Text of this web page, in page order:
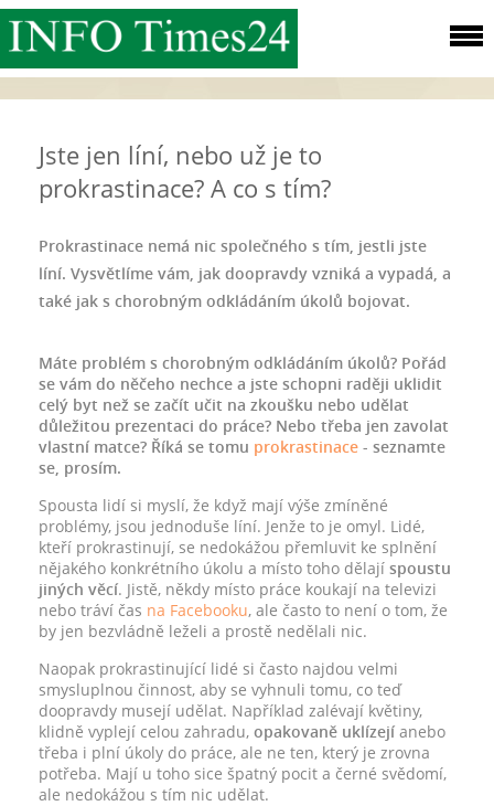
Jste jen líní, nebo už je to
prokrastinace? A co s tím?
Prokrastinace nemá nic společného s tím, jestli jste
líní. Vysvětlíme vám, jak doopravdy vzniká a vypadá, a
také jak s chorobným odkládáním úkolů bojovat.
Máte problém s chorobným odkládáním úkolů? Pořád
se vám do něčeho nechce a jste schopni raději uklidit
celý byt než se začít učit na zkoušku nebo udělat
důležitou prezentaci do práce? Nebo třeba jen zavolat
vlastní matce? Říká se tomu prokrastinace - seznamte
se, prosím.
Spousta lidí si myslí, že když mají výše zmíněné
problémy, jsou jednoduše líní. Jenže to je omyl. Lidé,
kteří prokrastinují, se nedokážou přemluvit ke splnění
nějakého konkrétního úkolu a místo toho dělají spoustu
jiných věcí. Jistě, někdy místo práce koukají na televizi
nebo tráví čas na Facebooku, ale často to není o tom, že
by jen bezvládně leželi a prostě nedělali nic.
Naopak prokrastinující lidé si často najdou velmi
smysluplnou činnost, aby se vyhnuli tomu, co teď
doopravdy musejí udělat. Například zalévají květiny,
klidně vyplejí celou zahradu, opakovaně uklízejí anebo
třeba i plní úkoly do práce, ale ne ten, který je zrovna
potřeba. Mají u toho sice špatný pocit a černé svědomí,
ale nedokážou s tím nic udělat.